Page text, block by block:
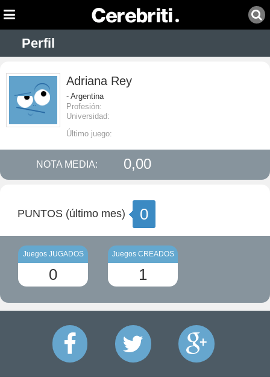
Perfil
Adriana Rey
- Argentina
Profesión:
Universidad:
Último juego:
NOTA MEDIA: 0,00
PUNTOS (último mes) 0
Juegos JUGADOS
0
Juegos CREADOS
1